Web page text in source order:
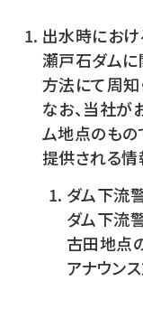
出水時におけ
瀬戸石ダムに
方法にて周知
なお、当社が
ム地点のもの
提供される情
ダム下流
ダム下流
古田地点
アナウン